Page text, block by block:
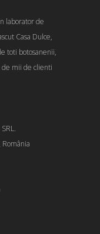
laborator de
Casa Dulce,
toti botosanenii,
mii de clienti
România